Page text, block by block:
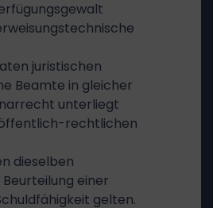
juristischen
Beamte in gleicher
unterliegt
rechtlichen
dieselben
einer
gelten.